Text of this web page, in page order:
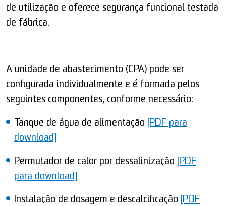
de utilização e oferece segurança funcional testada
de fábrica.
A unidade de abastecimento (CPA) pode ser
configurada individualmente e é formada pelos
seguintes componentes, conforme necessário:
Tanque de água de alimentação [PDF para
download]
Permutador de calor por dessalinização [PDF
para download]
Instalação de dosagem e descalcificação [PDF